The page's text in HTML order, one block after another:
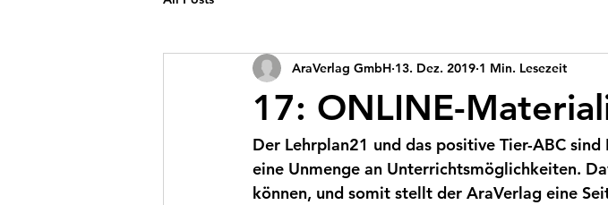
17: ONLINE-
AraVerlag GmbH 13. Dez. 2019 1 Min. Lesezeit
Der Lehrplan21 und das positive Tier-ABC
eine Unmenge an Unterrichtsmöglichkeiten.
können, und somit stellt der AraVerlag eine